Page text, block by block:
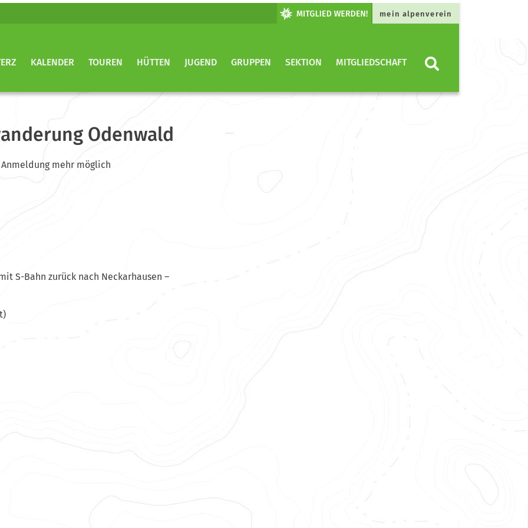
mein alpenverein
KALENDER TOUREN HÜTTEN JUGEND GRUPPEN SEKTION MITGLIEDSCHAFT
Odenwald
mehr möglich
S-Bahn zurück nach Neckarhausen –